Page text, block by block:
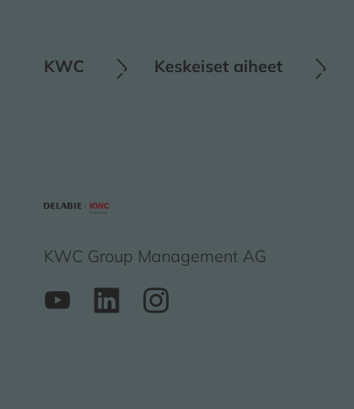
KWC Keskeiset aiheet
KWC Group Management AG